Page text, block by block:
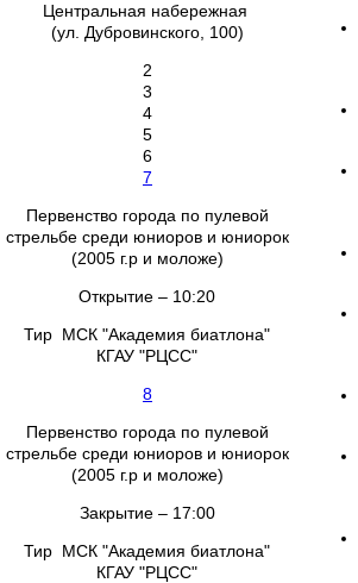
Центральная набережная
(ул. Дубровинского, 100)
2
3
4
5
6
7
Первенство города по пулевой
стрельбе среди юниоров и юниорок
(2005 г.р и моложе)
Открытие – 10:20
Тир МСК "Академия биатлона"
КГАУ "РЦСС"
8
Первенство города по пулевой
стрельбе среди юниоров и юниорок
(2005 г.р и моложе)
Закрытие – 17:00
Тир МСК "Академия биатлона"
КГАУ "РЦСС"